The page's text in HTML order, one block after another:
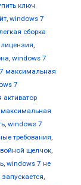
ключ
, windows 7
сборка
,
, windows 7
максимальная
7
, windows 7
требования,
щелчок,
, windows 7 не
,